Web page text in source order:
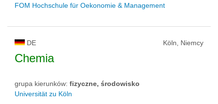
FOM Hochschule für Oekonomie & Management
DE Köln, Niemcy
Chemia
grupa kierunków: fizyczne, środowisko
Universität zu Köln